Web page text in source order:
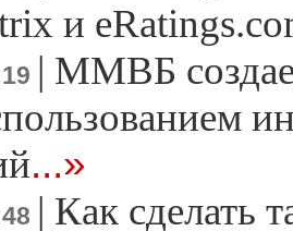
и
| ММВБ
...»
| Как сделать